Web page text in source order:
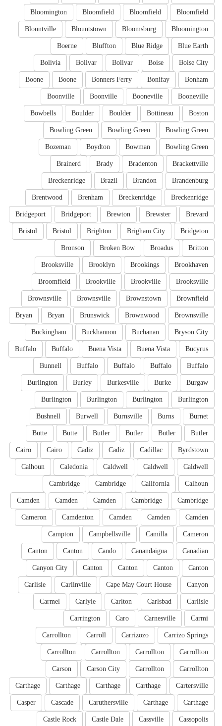
Bloomfield
Bloomfield
Bloomfield
Bloomington
Bloomington
Bloomsburg
Blountstown
Blountville
Blue Earth
Blue Ridge
Bluffton
Boerne
Boise City
Boise
Bolivar
Bolivar
Bolivia
Bonham
Bonifay
Bonners Ferry
Boone
Boone
Booneville
Booneville
Boonville
Boonville
Boston
Bottineau
Boulder
Boulder
Bowbells
Bowling Green
Bowling Green
Bowling Green
Bowling Green
Bowman
Boydton
Bozeman
Brackettville
Bradenton
Brady
Brainerd
Brandenburg
Brandon
Brazil
Breckenridge
Breckenridge
Breckenridge
Brenham
Brentwood
Brevard
Brewster
Brewton
Bridgeport
Bridgeport
Bridgeton
Brigham City
Brighton
Bristol
Bristol
Britton
Broadus
Broken Bow
Bronson
Brookhaven
Brookings
Brooklyn
Brooksville
Brooksville
Brookville
Brookville
Broomfield
Brownfield
Brownstown
Brownsville
Brownsville
Brownsville
Brownwood
Brunswick
Bryan
Bryan
Bryson City
Buchanan
Buckhannon
Buckingham
Bucyrus
Buena Vista
Buena Vista
Buffalo
Buffalo
Buffalo
Buffalo
Buffalo
Buffalo
Bunnell
Burgaw
Burke
Burkesville
Burley
Burlington
Burlington
Burlington
Burlington
Burlington
Burnet
Burns
Burnsville
Burwell
Bushnell
Butler
Butler
Butler
Butler
Butte
Butte
Byrdstown
Cadillac
Cadiz
Cadiz
Cairo
Cairo
Caldwell
Caldwell
Caldwell
Caledonia
Calhoun
Calhoun
California
Cambridge
Cambridge
Cambridge
Cambridge
Camden
Camden
Camden
Camden
Camden
Camden
Camdenton
Cameron
Cameron
Camilla
Campbellsville
Campton
Canadian
Canandaigua
Cando
Canton
Canton
Canton
Canton
Canton
Canton
Canyon City
Canyon
Cape May Court House
Carlinville
Carlisle
Carlisle
Carlsbad
Carlton
Carlyle
Carmel
Carmi
Carnesville
Caro
Carrington
Carrizo Springs
Carrizozo
Carroll
Carrollton
Carrollton
Carrollton
Carrollton
Carrollton
Carrollton
Carrollton
Carson City
Carson
Cartersville
Carthage
Carthage
Carthage
Carthage
Carthage
Carthage
Caruthersville
Cascade
Casper
Cassopolis
Cassville
Castle Dale
Castle Rock